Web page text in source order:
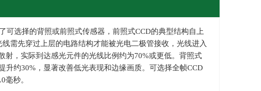
可选择的背照或前照式传感器，前照式CCD的典型结构自上
需先穿过上层的电路结构才能被光电二极管接收，光线进入
射，实际到达感光元件的光线比例约为70%或更低。背照式
升约30% ，显著改善低光表现和边缘画质。可选择全帧CCD
毫秒。